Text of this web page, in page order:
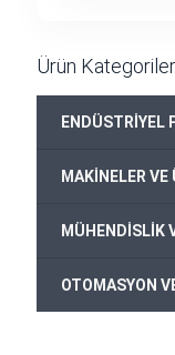
Ürün
ENDÜSTRİYEL
MAKİNELER VE
MÜHENDİSLİK
OTOMASYON